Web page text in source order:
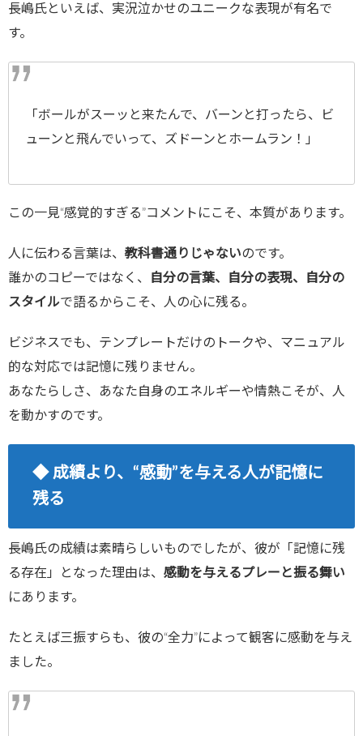
長嶋氏といえば、実況泣かせのユニークな表現が有名で
す。
「ボールがスーッと来たんで、バーンと打ったら、ビ
ューンと飛んでいって、ズドーンとホームラン！」
この一見“感覚的すぎる”コメントにこそ、本質があります。
人に伝わる言葉は、 教科書通りじゃないのです。
誰かのコピーではなく、
自分の言葉、自分の表現、自分の
スタイルで語るからこそ、人の心に残る。
ビジネスでも、テンプレートだけのトークや、マニュアル
的な対応では記憶に残りません。
あなたらしさ、あなた自身のエネルギーや情熱こそが、人
を動かすのです。
◆ 成績より、“感動”を与える人が記憶に
残る
長嶋氏の成績は素晴らしいものでしたが、彼が「記憶に残
る存在」となった理由は、 感動を与えるプレーと振る舞い
にあります。
たとえば三振すらも、彼の“全力”によって観客に感動を与え
ました。